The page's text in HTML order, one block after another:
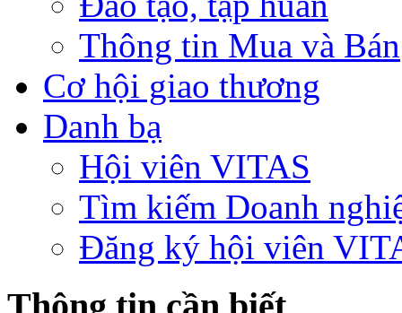
Thông tin Mua và Bán
Cơ hội giao thương
Danh bạ
Hội viên VITAS
Tìm kiếm Doanh
Đăng ký hội viên